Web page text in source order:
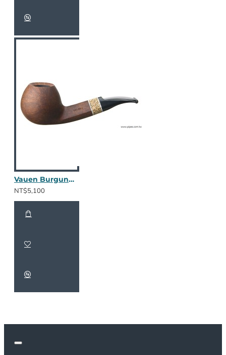
Vauen Burgund 1632
NT$5,100